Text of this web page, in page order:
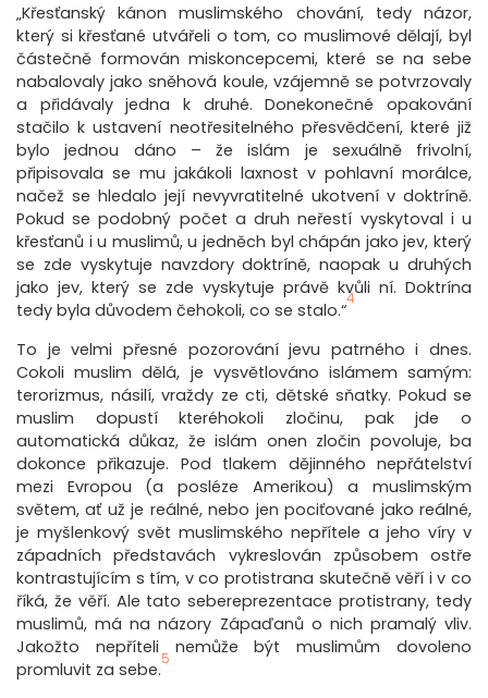
„Křesťanský kánon muslimského chování, tedy názor,
který si křesťané utvářeli o tom, co muslimové dělají, byl
částečně formován miskoncepcemi, které se na sebe
nabalovaly jako sněhová koule, vzájemně se potvrzovaly
a přidávaly jedna k druhé. Donekonečné opakování
stačilo k ustavení neotřesitelného přesvědčení, které již
bylo jednou dáno – že islám je sexuálně frivolní,
připisovala se mu jakákoli laxnost v pohlavní morálce,
načež se hledalo její nevyvratitelné ukotvení v doktríně.
Pokud se podobný počet a druh neřestí vyskytoval i u
křesťanů i u muslimů, u jedněch byl chápán jako jev, který
se zde vyskytuje navzdory doktríně, naopak u druhých
jako jev, který se zde vyskytuje právě kvůli ní. Doktrína
tedy byla důvodem čehokoli, co se stalo.“
4
To je velmi přesné pozorování jevu patrného i dnes.
Cokoli muslim dělá, je vysvětlováno islámem samým:
terorizmus, násilí, vraždy ze cti, dětské sňatky. Pokud se
muslim dopustí kteréhokoli zločinu, pak jde o
automatická důkaz, že islám onen zločin povoluje, ba
dokonce přikazuje. Pod tlakem dějinného nepřátelství
mezi Evropou (a posléze Amerikou) a muslimským
světem, ať už je reálné, nebo jen pociťované jako reálné,
je myšlenkový svět muslimského nepřítele a jeho víry v
západních představách vykreslován způsobem ostře
kontrastujícím s tím, v co protistrana skutečně věří i v co
říká, že věří. Ale tato sebereprezentace protistrany, tedy
muslimů, má na názory Zápaďanů o nich pramalý vliv.
Jakožto nepříteli nemůže být muslimům dovoleno
promluvit za sebe.
5